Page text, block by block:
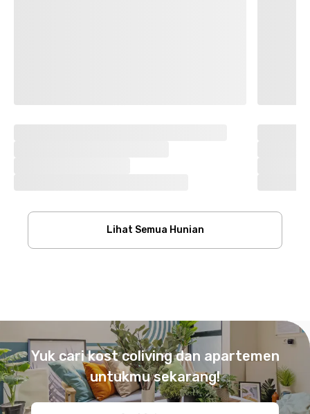
Lihat Semua Hunian
Yuk cari kost coliving dan apartemen
untukmu sekarang!